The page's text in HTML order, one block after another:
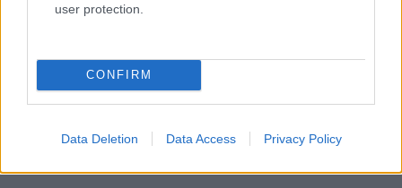
user protection.
CONFIRM
Data Deletion Data Access Privacy Policy